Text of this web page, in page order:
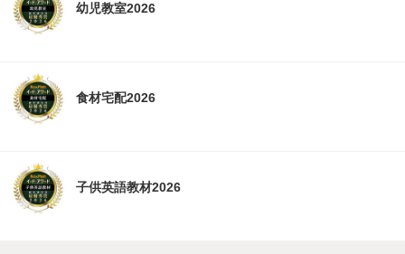
幼児教室2026
食材宅配2026
子供英語教材2026